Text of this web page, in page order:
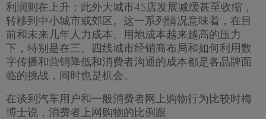
利润则在上升；此外大城市4S店发展减缓甚至收缩，
转移到中小城市或郊区。这一系列情况意味着，在目
前和未来几年人力成本、用地成本越来越高的压力
下，特别是在三、四线城市经销商布局和如何利用数
字传播和营销降低和消费者沟通的成本都是各品牌面
临的挑战，同时也是机会。
在谈到汽车用户和一般消费者网上购物行为比较时梅
博士说，消费者上网购物的比例跟